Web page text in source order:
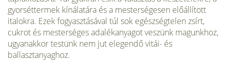
gyorséttermek kínálatára és a mesterségesen előállított
italokra. Ezek fogyasztásával túl sok egészségtelen zsírt,
cukrot és mesterséges adalékanyagot veszünk magunkhoz,
ugyanakkor testünk nem jut elegendő vitái- és
ballasztanyaghoz.